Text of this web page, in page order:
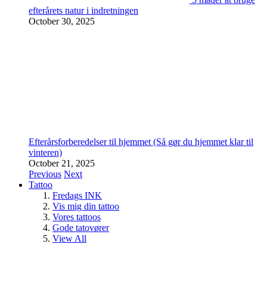
efterårets natur i indretningen
October 30, 2025
Efterårsforberedelser til hjemmet (Så gør du hjemmet klar til
vinteren)
October 21, 2025
Previous Next
Tattoo
Fredags INK
Vis mig din tattoo
Vores tattoos
Gode tatovører
View All